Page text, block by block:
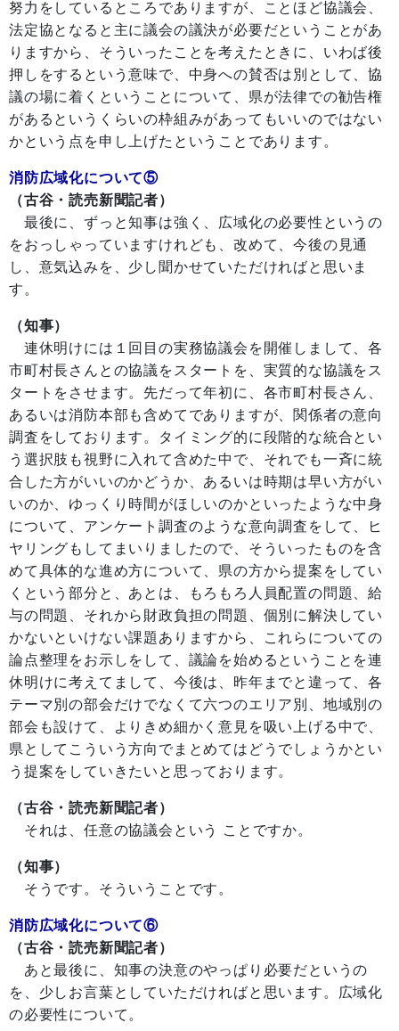
努力をしているところでありますが、ことほど協議会、
法定協となると主に議会の議決が必要だということがあ
りますから、そういったことを考えたときに、いわば後
押しをするという意味で、中身への賛否は別として、協
議の場に着くということについて、県が法律での勧告権
があるというくらいの枠組みがあってもいいのではない
かという点を申し上げたということであります。
消防広域化について⑤
（古谷・読売新聞記者）
最後に、ずっと知事は強く、広域化の必要性というの
をおっしゃっていますけれども、改めて、今後の見通
し、意気込みを、少し聞かせていただければと思いま
す。
（知事）
連休明けには１回目の実務協議会を開催しまして、各
市町村長さんとの協議をスタートを、実質的な協議をス
タートをさせます。先だって年初に、各市町村長さん、
あるいは消防本部も含めてでありますが、関係者の意向
調査をしております。タイミング的に段階的な統合とい
う選択肢も視野に入れて含めた中で、それでも一斉に統
合した方がいいのかどうか、あるいは時期は早い方がい
いのか、ゆっくり時間がほしいのかといったような中身
について、アンケート調査のような意向調査をして、ヒ
ヤリングもしてまいりましたので、そういったものを含
めて具体的な進め方について、県の方から提案をしてい
くという部分と、あとは、もろもろ人員配置の問題、給
与の問題、それから財政負担の問題、個別に解決してい
かないといけない課題ありますから、これらについての
論点整理をお示しをして、議論を始めるということを連
休明けに考えてまして、今後は、昨年までと違って、各
テーマ別の部会だけでなくて六つのエリア別、地域別の
部会も設けて、よりきめ細かく意見を吸い上げる中で、
県としてこういう方向でまとめてはどうでしょうかとい
う提案をしていきたいと思っております。
（古谷・読売新聞記者）
それは、任意の協議会という ことですか。
（知事）
そうです。そういうことです。
消防広域化について⑥
（古谷・読売新聞記者）
あと最後に、知事の決意のやっぱり必要だというの
を、少しお言葉としていただければと思います。広域化
の必要性について。